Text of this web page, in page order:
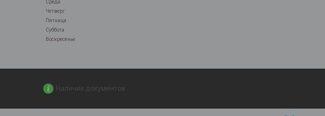
Среда
Четверг
Пятница
Суббота
Воскресенье
Наличие документов